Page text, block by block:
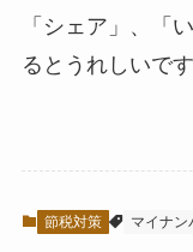
「シェア」、「
るとうれしいです
節税対策 マイナン